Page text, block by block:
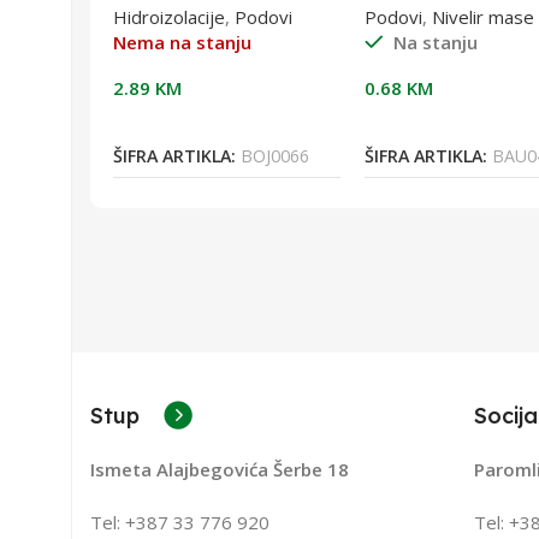
Hidroizolacije, Podovi
Nema na stanju
2.89 KM
ŠIFRA ARTIKLA: BOJ0066
Podovi, Nivelir mase
Na stanju
0.68 KM
ŠIFRA ARTIKLA:
Stup
Ismeta Alajbegovića Šerbe 18
Tel: +387 33 776 920 Tel: